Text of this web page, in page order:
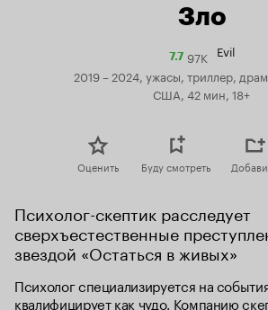
Зло
7.7Рейтинг
7.7
97K Evil
2019 – 2024, ужасы, триллер,
США, 42 мин, 18+
Оценить Буду смотреть
Психолог-скептик расследует
сверхъестественные
звездой «Остаться в живых»
Психолог специализируется на
квалифицирует как чудо. Компанию